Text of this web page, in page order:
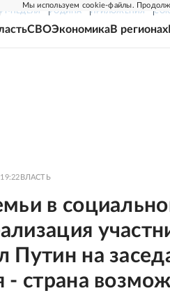
Мы используем cookie-файлы.
РГ-НЕДЕЛЯ РОДИНА ПРИЛОЖЕНИЯ
СВОЭкономикаВ регионах
ВЛАСТЬ
в
Путин на
- страна